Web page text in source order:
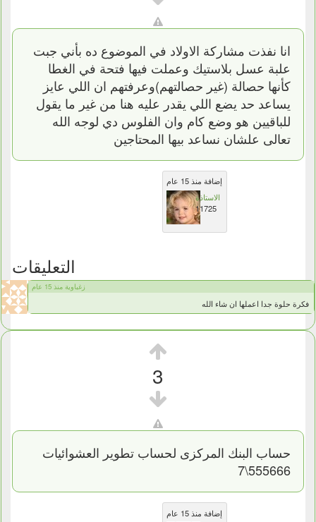
انا نفذت مشاركة الاولاد في الموضوع ده بأني جبت
علبة عسل بلاستيك وعملت فيها فتحة في الغطا
كأنها حصالة (غير حصالتهم)وعرفتهم ان اللي عايز
يساعد حد يضع اللي يقدر عليه هنا من غير ما يقول
للباقيين هو وضع كام وان الفلوس دي لوجه الله
تعالى علشان نساعد بيها المحتاجين
إضافة منذ 15 عام
الاستاذة
11725
التعليقات
زغباوية منذ 15 عام
فكرة حلوة جدا اعملها ان شاء الله
3
حساب البنك المركزى لحساب تطوير العشوائيات
555666\7
إضافة منذ 15 عام